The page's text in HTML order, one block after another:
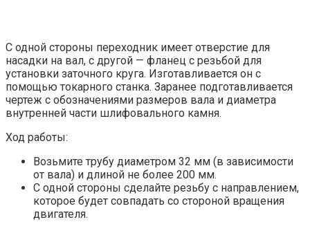
С одной стороны переходник имеет отверстие для
насадки на вал, с другой — фланец с резьбой для
установки заточного круга. Изготавливается он с
помощью токарного станка. Заранее подготавливается
чертеж с обозначениями размеров вала и диаметра
внутренней части шлифовального камня.
Ход работы:
Возьмите трубу диаметром 32 мм (в зависимости
от вала) и длиной не более 200 мм.
С одной стороны сделайте резьбу с направлением,
которое будет совпадать со стороной вращения
двигателя.